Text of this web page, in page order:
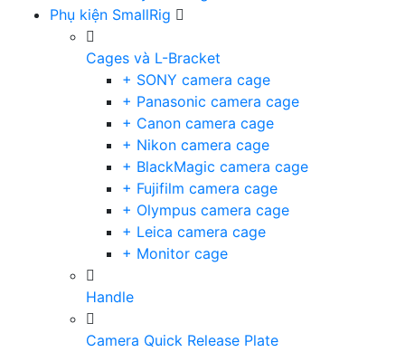
Phụ kiện SmallRig
Cages và L-Bracket
+ SONY camera cage
+ Panasonic camera cage
+ Canon camera cage
+ Nikon camera cage
+ BlackMagic camera cage
+ Fujifilm camera cage
+ Olympus camera cage
+ Leica camera cage
+ Monitor cage
Handle
Camera Quick Release Plate